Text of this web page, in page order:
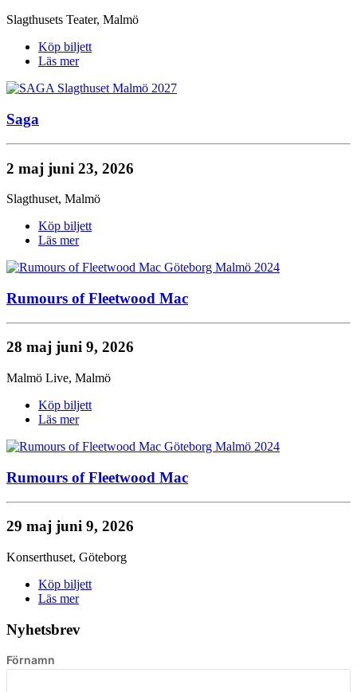
Slagthusets Teater, Malmö
Köp biljett
Läs mer
Saga
2 maj juni 23, 2026
Slagthuset, Malmö
Köp biljett
Läs mer
Rumours of Fleetwood Mac
28 maj juni 9, 2026
Malmö Live, Malmö
Köp biljett
Läs mer
Rumours of Fleetwood Mac
29 maj juni 9, 2026
Konserthuset, Göteborg
Köp biljett
Läs mer
Nyhetsbrev
Förnamn